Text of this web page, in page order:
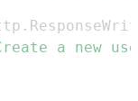
.
a new